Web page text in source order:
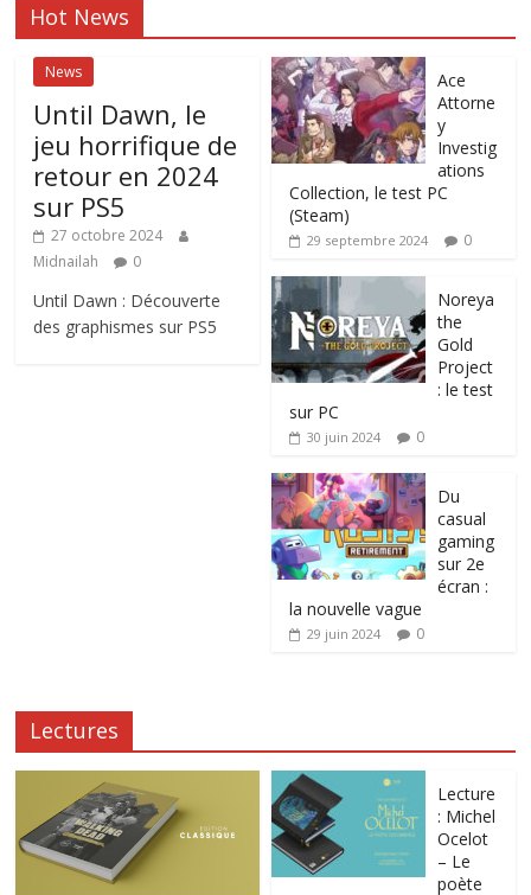
Hot News
News
Until Dawn, le
jeu horrifique de
retour en 2024
sur PS5
27 octobre 2024
Midnailah
0
Until Dawn : Découverte
des graphismes sur PS5
Ace
Attorne
y
Investig
ations
Collection, le test PC
(Steam)
29 septembre 2024 0
Noreya
the
Gold
Project
: le test
sur PC
30 juin 2024 0
Du
casual
gaming
sur 2e
écran :
la nouvelle vague
29 juin 2024 0
Lectures
Lecture
: Michel
Ocelot
– Le
poète